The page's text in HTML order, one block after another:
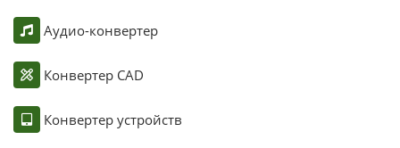
Аудио-конвертер
Конвертер CAD
Конвертер устройств